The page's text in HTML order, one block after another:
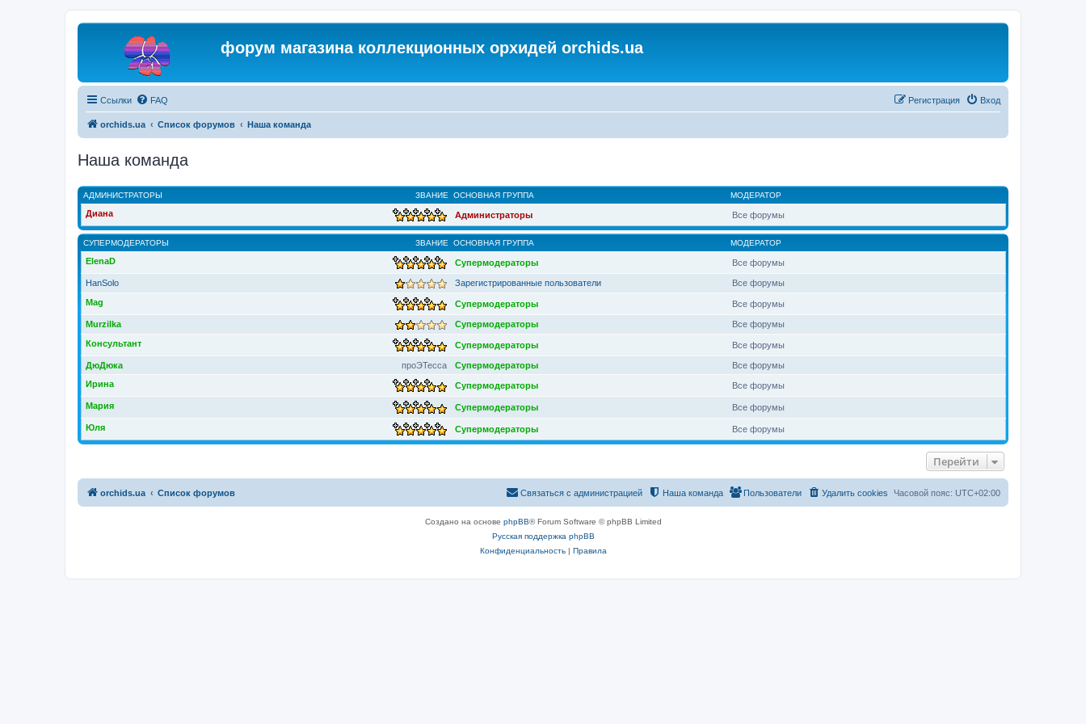
форум магазина коллекционных орхидей orchids.ua
Ссылки FAQ Вход
Регистрация
orchids.ua Список форумов Наша команда
Наша команда
ЗВАНИЕ
АДМИНИСТРАТОРЫ ОСНОВНАЯ ГРУППА МОДЕРАТОР
Диана Администраторы Все форумы
ЗВАНИЕ
СУПЕРМОДЕРАТОРЫ ОСНОВНАЯ ГРУППА МОДЕРАТОР
ElenaD Супермодераторы Все форумы
HanSolo Зарегистрированные пользователи
Все форумы
Mag
Супермодераторы Все форумы
Murzilka Супермодераторы
Все форумы
Консультант
Супермодераторы Все форумы
проЭТесса
ДюДюка Супермодераторы
Все форумы
Ирина
Супермодераторы Все форумы
Мария Супермодераторы Все форумы
Юля Супермодераторы Все форумы
Перейти
orchids.ua Список форумов Часовой пояс: UTC+02:00
Удалить cookies
Пользователи
Наша команда
Связаться с администрацией
Создано на основе phpBB® Forum Software © phpBB Limited
Русская поддержка phpBB
Конфиденциальность| Правила